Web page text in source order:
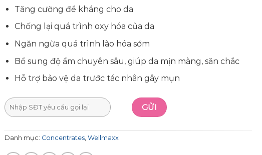
Tăng cường đề kháng cho da
Chống lại quá trình oxy hóa của da
Ngăn ngừa quá trình lão hóa sớm
Bổ sung độ ẩm chuyên sâu, giúp da mịn màng, săn chắc
Hỗ trợ bảo vệ da trước tác nhân gây mụn
Danh mục: Concentrates, Wellmaxx